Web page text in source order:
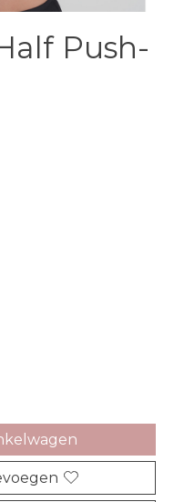
Push-
is